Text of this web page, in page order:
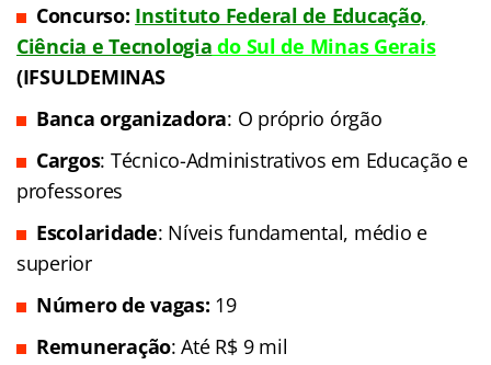
Concurso: Instituto Federal de Educação,
Ciência e Tecnologia do Sul de Minas Gerais
(IFSULDEMINAS
Banca organizadora: O próprio órgão
Cargos: Técnico-Administrativos em Educação e
professores
Escolaridade: Níveis fundamental, médio e
superior
Número de vagas: 19
Remuneração: Até R$ 9 mil